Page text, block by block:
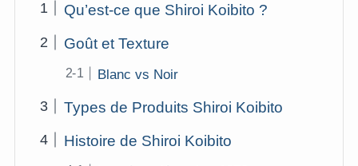
Qu’est-ce que Shiroi Koibito ?
Goût et Texture
Blanc vs Noir
Types de Produits Shiroi Koibito
Histoire de Shiroi Koibito